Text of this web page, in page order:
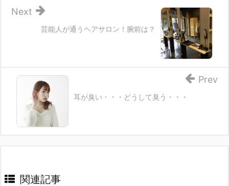
芸能人が通うヘアサロン！腕前は？
Next
耳が臭い・・・どうして臭う・・・
Prev
関連記事